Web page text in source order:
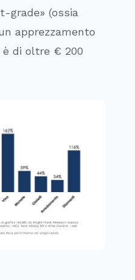
grade» (ossia
apprezzamento
di oltre € 200